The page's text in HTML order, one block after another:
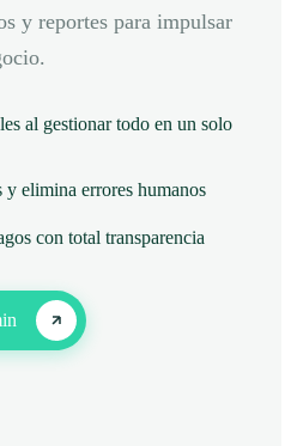
y reportes para impulsar
al gestionar todo en un solo
y elimina errores humanos
con total transparencia